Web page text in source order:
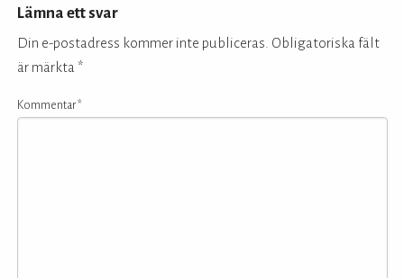
Lämna ett svar
Din e-postadress kommer inte publiceras. Obligatoriska fält
är märkta *
Kommentar*